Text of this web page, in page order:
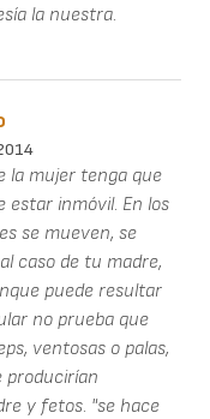
la nuestra.
la mujer tenga que
estar inmóvil. En los
se mueven, se
caso de tu madre,
puede resultar
no prueba que
ventosas o palas,
producirían
y fetos. "se hace